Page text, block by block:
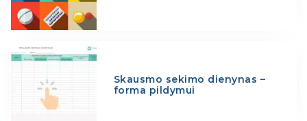
Skausmo sekimo dienynas –
forma pildymui